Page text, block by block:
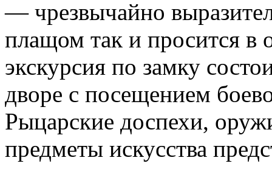
— чрезвычайно
плащом так и просится в
экскурсия по замку
дворе с посещением
Рыцарские доспехи,
предметы искусства